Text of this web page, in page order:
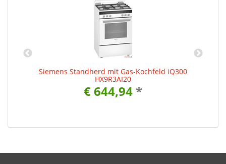
Siemens Standherd mit Gas-Kochfeld iQ300
HX9R3AI20
€ 644,94*